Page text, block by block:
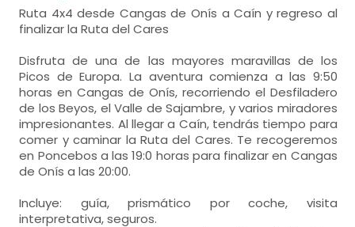
Ruta 4x4 desde Cangas de Onís a Caín y regreso al
finalizar la Ruta del Cares
Disfruta de una de las mayores maravillas de los
Picos de Europa. La aventura comienza a las 9:50
horas en Cangas de Onís, recorriendo el Desfiladero
de los Beyos, el Valle de Sajambre, y varios miradores
impresionantes. Al llegar a Caín, tendrás tiempo para
comer y caminar la Ruta del Cares. Te recogeremos
en Poncebos a las 19:0 horas para finalizar en Cangas
de Onís a las 20:00.
Incluye: guía, prismático por coche, visita
interpretativa, seguros.